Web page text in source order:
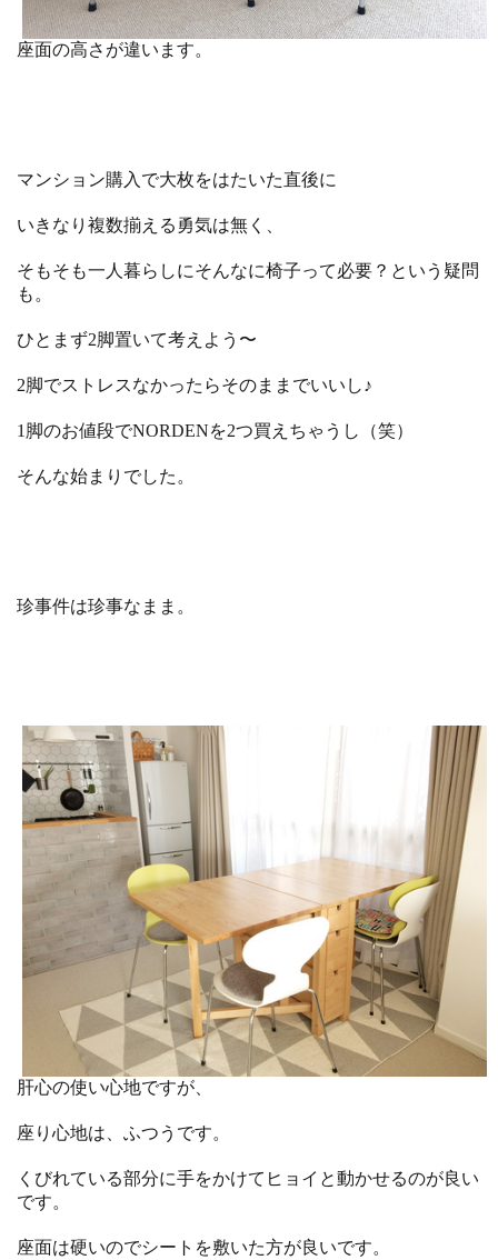
座面の高さが違います。
マンション購入で大枚をはたいた直後に
いきなり複数揃える勇気は無く、
そもそも一人暮らしにそんなに椅子って必要？という疑問
も。
ひとまず2脚置いて考えよう〜
2脚でストレスなかったらそのままでいいし♪
1脚のお値段でNORDENを2つ買えちゃうし（笑）
そんな始まりでした。
珍事件は珍事なまま。
肝心の使い心地ですが、
座り心地は、ふつうです。
くびれている部分に手をかけてヒョイと動かせるのが良い
です。
座面は硬いのでシートを敷いた方が良いです。